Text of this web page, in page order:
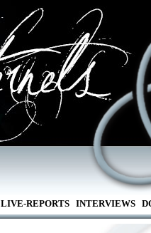
LIVE-REPORTS INTERVIEWS